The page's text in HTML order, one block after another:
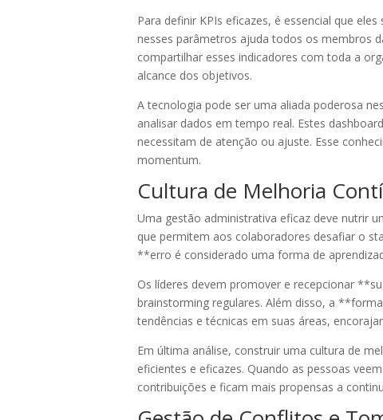
Para definir KPIs eficazes, é essencial que
nesses parâmetros ajuda todos os membros
compartilhar esses indicadores com toda a
alcance dos objetivos.
A tecnologia pode ser uma aliada poderosa
analisar dados em tempo real. Estes
necessitam de atenção ou ajuste. Esse
momentum.
Cultura de Melhoria
Uma gestão administrativa eficaz deve nutrir
que permitem aos colaboradores desafiar o
**erro é considerado uma forma de
Os líderes devem promover e recepcionar
brainstorming regulares. Além disso, a
tendências e técnicas em suas áreas,
Em última análise, construir uma cultura de
eficientes e eficazes. Quando as pessoas
contribuições e ficam mais propensas a